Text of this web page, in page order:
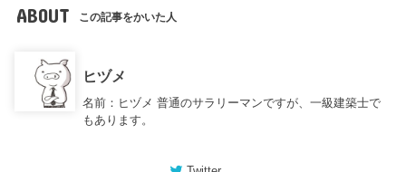
ABOUT この記事をかいた人
ヒヅメ
名前：ヒヅメ 普通のサラリーマンですが、一級建築士で
もあります。